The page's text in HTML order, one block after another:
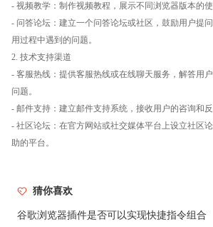
- 视频教学：制作视频教程，展示不同浏览器版本的使
- 问答论坛：建立一个问答论坛或社区，鼓励用户提
用过程中遇到的问题。
2. 技术支持渠道
- 客服热线：提供客服热线或在线聊天服务，解答用
问题。
- 邮件支持：建立邮件支持系统，接收用户的咨询和反
- 社区论坛：在官方网站或社交媒体平台上设立社区
助的平台。
猜你喜欢
谷歌浏览器插件是否可以实现快捷指令组合